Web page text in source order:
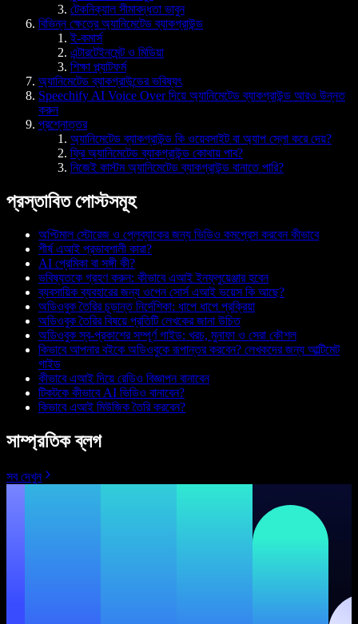
টেকনিক্যাল সীমাবদ্ধতা ভাবুন
বিভিন্ন ক্ষেত্রে অ্যানিমেটেড ব্যাকগ্রাউন্ড
ই-কমার্স
এন্টারটেইনমেন্ট ও মিডিয়া
শিক্ষা প্ল্যাটফর্ম
অ্যানিমেটেড ব্যাকগ্রাউন্ডের ভবিষ্যৎ
Speechify AI Voice Over দিয়ে অ্যানিমেটেড ব্যাকগ্রাউন্ড আরও উন্নত
করুন
প্রশ্নোত্তর
অ্যানিমেটেড ব্যাকগ্রাউন্ড কি ওয়েবসাইট বা অ্যাপ স্লো করে দেয়?
ফ্রি অ্যানিমেটেড ব্যাকগ্রাউন্ড কোথায় পাব?
নিজেই কাস্টম অ্যানিমেটেড ব্যাকগ্রাউন্ড বানাতে পারি?
প্রস্তাবিত পোস্টসমূহ
অপ্টিমাল স্টোরেজ ও প্লেব্যাকের জন্য ভিডিও কমপ্রেস করবেন কীভাবে
শীর্ষ এআই প্রভাবশালী কারা?
AI প্রেমিকা বা সঙ্গী কী?
ভবিষ্যতকে গ্রহণ করুন: কীভাবে এআই ইনফ্লুয়েঞ্জার হবেন
ব্যবসায়িক ব্যবহারের জন্য ওপেন সোর্স এআই ভয়েস কি আছে?
অডিওবুক তৈরির চূড়ান্ত নির্দেশিকা: ধাপে ধাপে প্রক্রিয়া
অডিওবুক তৈরির বিষয়ে প্রতিটি লেখকের জানা উচিত
অডিওবুক স্ব-প্রকাশের সম্পূর্ণ গাইড: খরচ, মুনাফা ও সেরা কৌশল
কিভাবে আপনার বইকে অডিওবুকে রূপান্তর করবেন? লেখকদের জন্য আল্টিমেট
গাইড
কীভাবে এআই দিয়ে রেডিও বিজ্ঞাপন বানাবেন
টিকটকে কীভাবে AI ভিডিও বানাবেন?
কিভাবে এআই মিউজিক তৈরি করবেন?
সাম্প্রতিক ব্লগ
সব দেখুন